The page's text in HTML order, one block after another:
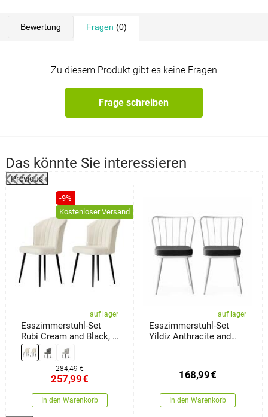
Bewertung Fragen (0)
Zu diesem Produkt gibt es keine Fragen
Frage schreiben
Das könnte Sie interessieren
Previous
-9%
Kostenloser Versand
auf lager
Esszimmerstuhl-Set
Rubi Cream and Black, 2
Stück
284,49 €
257,99€
In den Warenkorb
auf lager
Esszimmerstuhl-Set
Yildiz Anthracite and
168,99€
In den Warenkorb